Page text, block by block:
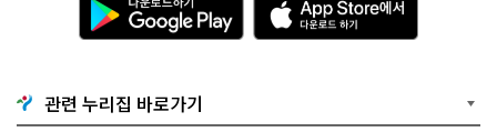
운
로
기
G
p
p
관련 누리집 바로가기